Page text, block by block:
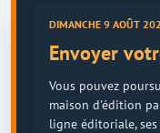
DIMANCHE 9 AOÛT
Envoyer
Vous pouvez
maison d'édition
ligne éditoriale,